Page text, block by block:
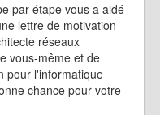
par étape vous a aidé
lettre de motivation
réseaux
vous-même et de
pour l'informatique
chance pour votre